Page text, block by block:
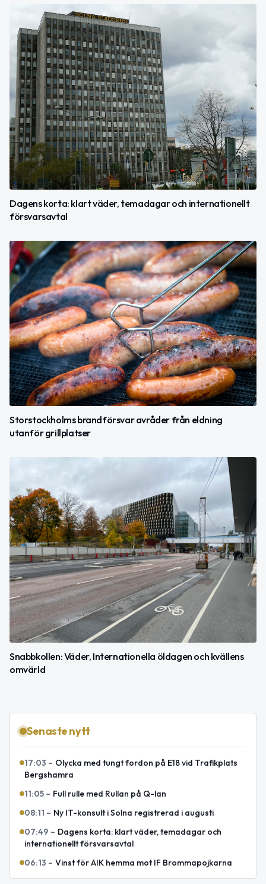
Dagens korta: klart väder, temadagar och internationellt
försvarsavtal
Storstockholms brandförsvar avråder från eldning
utanför grillplatser
Snabbkollen: Väder, Internationella öldagen och kvällens
omvärld
Senaste nytt
17:03 – Olycka med tungt fordon på E18 vid Trafikplats
Bergshamra
11:05 – Full rulle med Rullan på Q-lan
08:11 – Ny IT-konsult i Solna registrerad i augusti
07:49 – Dagens korta: klart väder, temadagar och
internationellt försvarsavtal
06:13 – Vinst för AIK hemma mot IF Brommapojkarna